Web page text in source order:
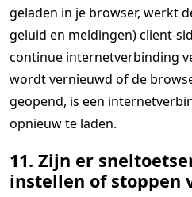
geladen in je browser, werkt
geluid en meldingen) client-
continue internetverbinding
wordt vernieuwd of de
geopend, is een
opnieuw te laden.
11. Zijn er
instellen of stoppen